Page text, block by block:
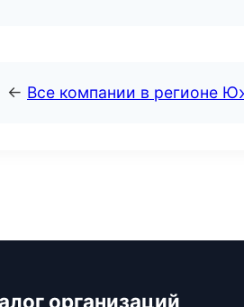
← Все компании в регионе
организаций